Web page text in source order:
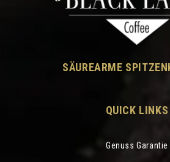
SÄUREARME
QUICK LINKS
Genuss Garantie